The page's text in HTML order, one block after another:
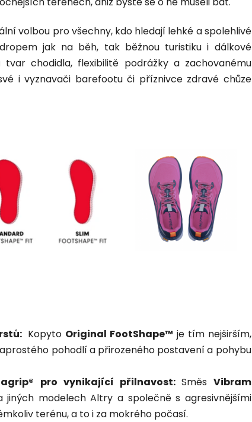
volbou pro všechny, kdo hledají lehké a spolehlivé
jak na běh, tak běžnou turistiku i dálkové
chodidla, flexibilitě podrážky a zachovanému
i vyznavači barefootu či příznivce zdravé chůze
Kopyto Original FootShape™ je tím nejširším,
pohodlí a přirozeného postavení a pohybu
pro vynikající přilnavost: Směs Vibram
jiných modelech Altry a společně s agresivnějšími
terénu, a to i za mokrého počasí.